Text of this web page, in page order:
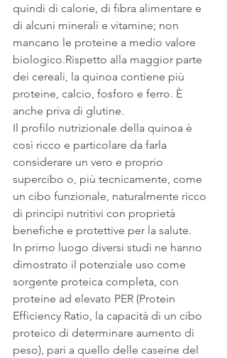
quindi di calorie, di fibra alimentare e
di alcuni minerali e vitamine; non
mancano le proteine a medio valore
biologico.Rispetto alla maggior parte
dei cereali, la quinoa contiene più
proteine, calcio, fosforo e ferro. È
anche priva di glutine.
Il profilo nutrizionale della quinoa è
così ricco e particolare da farla
considerare un vero e proprio
supercibo o, più tecnicamente, come
un cibo funzionale, naturalmente ricco
di principi nutritivi con proprietà
benefiche e protettive per la salute.
In primo luogo diversi studi ne hanno
dimostrato il potenziale uso come
sorgente proteica completa, con
proteine ad elevato PER (Protein
Efficiency Ratio, la capacità di un cibo
proteico di determinare aumento di
peso), pari a quello delle caseine del